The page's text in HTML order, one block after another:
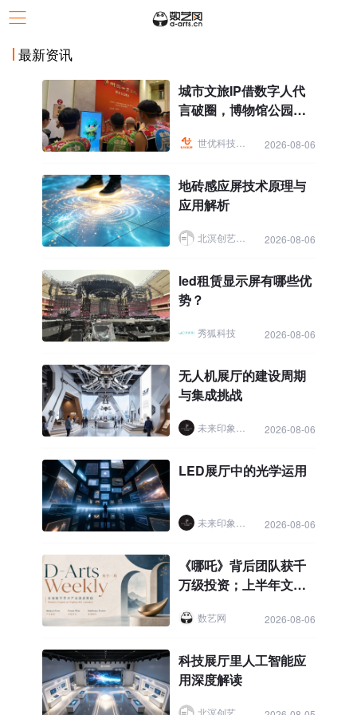
最新资讯
城市文旅IP借数字人代
言破圈，博物馆公园景
2026-08-06
地砖感应屏技术原理与
应用解析
北溟创艺展示 2026-08-06
led租赁显示屏有哪些优
势？
秀狐科技 2026-08-06
无人机展厅的建设周期
与集成挑战
2026-08-06
LED展厅中的光学运用
2026-08-06
《哪吒》背后团队获千
万级投资；上半年文化
治“文旅+具身智能”示范
数艺网 2026-08-06
科技展厅里人工智能应
用深度解读
北溟创艺展示